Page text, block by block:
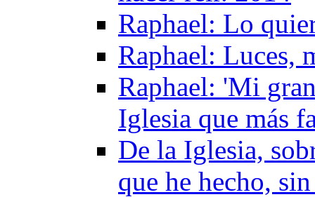
Raphael: Lo
Raphael: Luces,
Raphael: 'Mi
Iglesia que más
De la Iglesia,
que he hecho,